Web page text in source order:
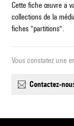
Cette fiche œuvre a
collections de la
fiches "partitions".
Vous constatez une
contactez-